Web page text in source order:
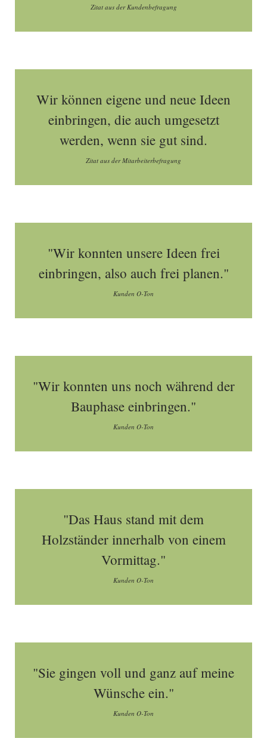
Zitat aus der Kundenbefragung
Wir können eigene und neue Ideen
einbringen, die auch umgesetzt
werden, wenn sie gut sind.
Zitat aus der Mitarbeiterbefragung
"Wir konnten unsere Ideen frei
einbringen, also auch frei planen."
Kunden O-Ton
"Wir konnten uns noch während der
Bauphase einbringen."
Kunden O-Ton
"Das Haus stand mit dem
Holzständer innerhalb von einem
Vormittag."
Kunden O-Ton
"Sie gingen voll und ganz auf meine
Wünsche ein."
Kunden O-Ton